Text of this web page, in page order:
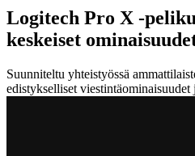
Logitech Pro X -
keskeiset
Suunniteltu yhteistyössä
edistykselliset viestintäominaisuudet